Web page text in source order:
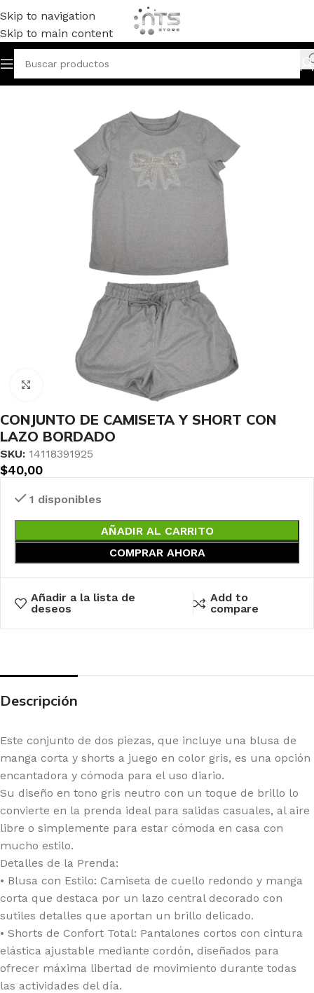
Skip to navigation
Skip to main content
Inicio MODA PARA DAMA
Haga clic para ampliar
CONJUNTO DE CAMISETA Y SHORT CON
LAZO BORDADO
SKU: 14118391925
$40,00
1 disponibles
AÑADIR AL CARRITO
COMPRAR AHORA
Añadir a la lista de
deseos
Add to
compare
Descripción
Este conjunto de dos piezas, que incluye una blusa de
manga corta y shorts a juego en color gris, es una opción
encantadora y cómoda para el uso diario.
Su diseño en tono gris neutro con un toque de brillo lo
convierte en la prenda ideal para salidas casuales, al aire
libre o simplemente para estar cómoda en casa con
mucho estilo.
Detalles de la Prenda:
• Blusa con Estilo: Camiseta de cuello redondo y manga
corta que destaca por un lazo central decorado con
sutiles detalles que aportan un brillo delicado.
• Shorts de Confort Total: Pantalones cortos con cintura
elástica ajustable mediante cordón, diseñados para
ofrecer máxima libertad de movimiento durante todas
las actividades del día.